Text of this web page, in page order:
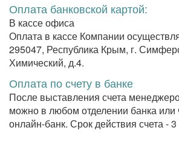
Оплата банковской картой:
В кассе офиса
Оплата в кассе Компании
295047, Республика Крым, г.
Химический, д.4.
Оплата по счету в банке
После выставления счета
можно в любом отделении банка или
онлайн-банк. Срок действия счета -